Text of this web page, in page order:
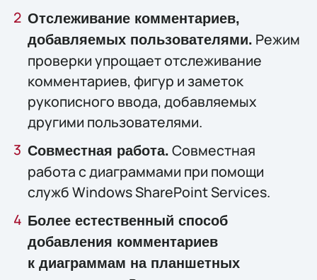
Отслеживание комментариев,
добавляемых пользователями. Режим
проверки упрощает отслеживание
комментариев, фигур и заметок
рукописного ввода, добавляемых
другими пользователями.
Совместная работа. Совместная
работа с диаграммами при помощи
служб Windows SharePoint Services.
Более естественный способ
добавления комментариев
к диаграммам на планшетных